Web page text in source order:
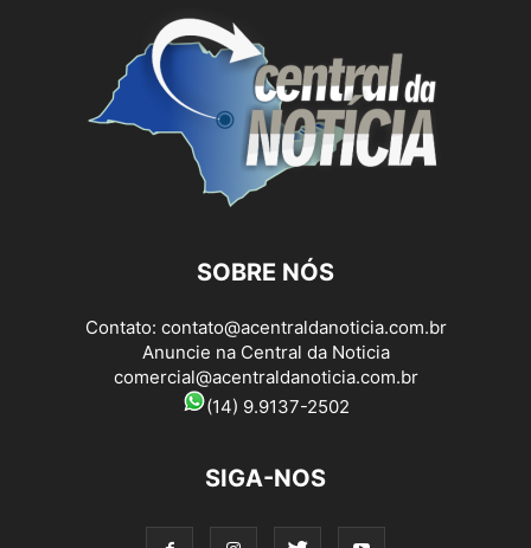
SOBRE NÓS
Contato: contato@acentraldanoticia.com.br
Anuncie na Central da Noticia
comercial@acentraldanoticia.com.br
(14) 9.9137-2502
SIGA-NOS